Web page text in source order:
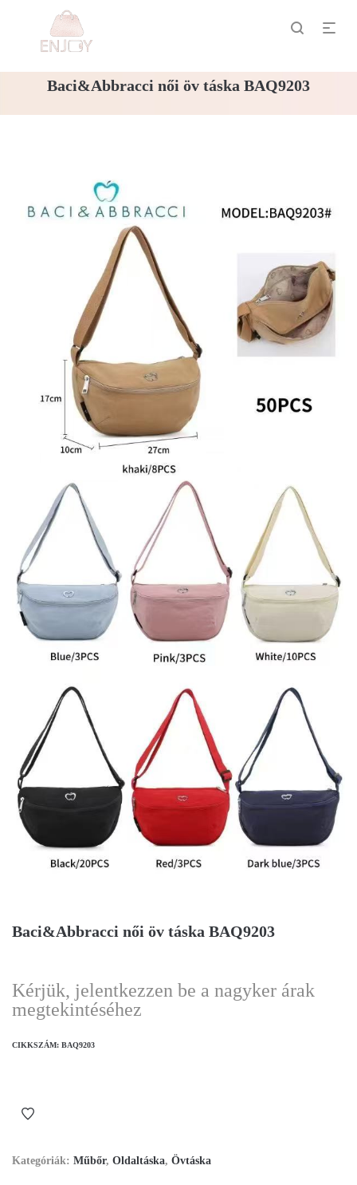
Baci&Abbracci női öv táska BAQ9203
Baci&Abbracci női öv táska BAQ9203
Kérjük, jelentkezzen be a nagyker árak
megtekintéséhez
CIKKSZÁM: BAQ9203
Kategóriák: Műbőr, Oldaltáska, Övtáska